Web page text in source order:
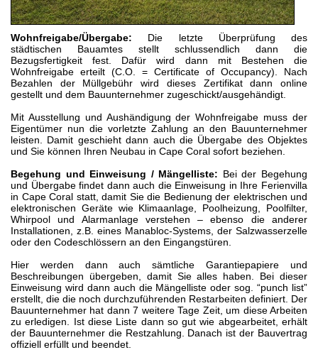
Wohnfreigabe/Übergabe: Die letzte Überprüfung des
städtischen Bauamtes stellt schlussendlich dann die
Bezugsfertigkeit fest. Dafür wird dann mit Bestehen die
Wohnfreigabe erteilt (C.O. = Certificate of Occupancy). Nach
Bezahlen der Müllgebühr wird dieses Zertifikat dann online
gestellt und dem Bauunternehmer zugeschickt/ausgehändigt.
Mit Ausstellung und Aushändigung der Wohnfreigabe muss der
Eigentümer nun die vorletzte Zahlung an den Bauunternehmer
leisten. Damit geschieht dann auch die Übergabe des Objektes
und Sie können Ihren Neubau in Cape Coral sofort beziehen.
Begehung und Einweisung / Mängelliste: Bei der Begehung
und Übergabe findet dann auch die Einweisung in Ihre Ferienvilla
in Cape Coral statt, damit Sie die Bedienung der elektrischen und
elektronischen Geräte wie Klimaanlage, Poolheizung, Poolfilter,
Whirpool und Alarmanlage verstehen – ebenso die anderer
Installationen, z.B. eines Manabloc-Systems, der Salzwasserzelle
oder den Codeschlössern an den Eingangstüren.
Hier werden dann auch sämtliche Garantiepapiere und
Beschreibungen übergeben, damit Sie alles haben. Bei dieser
Einweisung wird dann auch die Mängelliste oder sog. “punch list”
erstellt, die die noch durchzuführenden Restarbeiten definiert. Der
Bauunternehmer hat dann 7 weitere Tage Zeit, um diese Arbeiten
zu erledigen. Ist diese Liste dann so gut wie abgearbeitet, erhält
der Bauunternehmer die Restzahlung. Danach ist der Bauvertrag
offiziell erfüllt und beendet.